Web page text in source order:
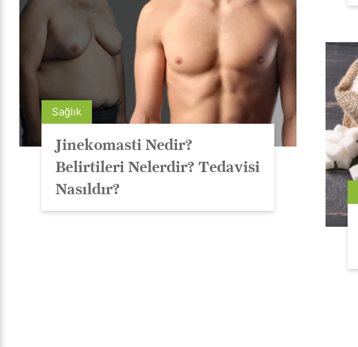
Sağlık
Jinekomasti Nedir?
Belirtileri Nelerdir? Tedavisi
Nasıldır?